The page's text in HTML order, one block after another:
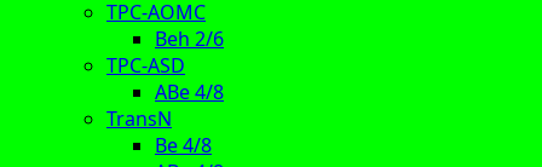
TPC-AOMC
Beh 2/6
TPC-ASD
ABe 4/8
TransN
Be 4/8